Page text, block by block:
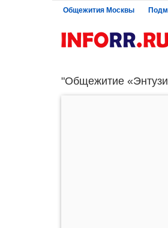
Общежития Москвы
"Общежитие